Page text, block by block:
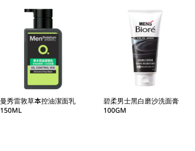
曼秀雷敦草本控油潔面乳
150ML
碧柔男士黑白磨沙洗面膏
100GM